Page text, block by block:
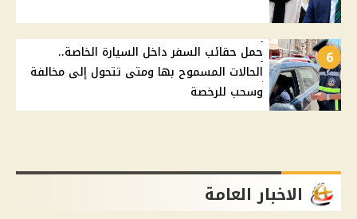
6
حمل حقائب السفر داخل السيارة الخاصة..
الحالات المسموح بها ومتى تتحول إلى مخالفة
وسحب للرخصة
الاخبار العامة